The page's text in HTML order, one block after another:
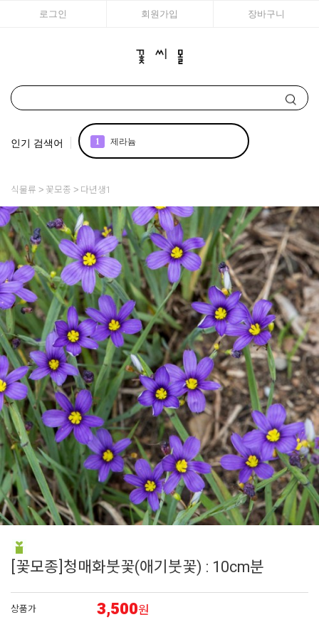
로그인 회원가입 장바구니
인기 검색어 1 제라늄
리갈
4 접시꽃
5 에키네시아
6 백합
7 조날
8 어린모종 국화
9 그라스
10 페츄니아
식물류 꽃모종 다년생1
[꽃모종]청매화붓꽃(애기붓꽃) : 10cm분
상품가 3,500원